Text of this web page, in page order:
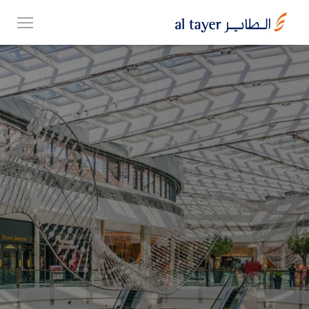
main
content
EN
عربي
مجموعتنا
أعمالنا
الوظائف